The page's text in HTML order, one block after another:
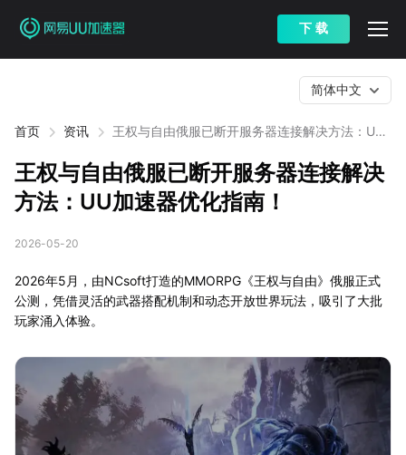
下 载
首页 资讯
王权与自由俄服已断开服务器连接解决方法：UU
简体中文
王权与自由俄服已断开服务器连接解决
方法：UU加速器优化指南！
2026-05-20
2026年5月，由NCsoft打造的MMORPG《王权与自由》俄服正式
公测，凭借灵活的武器搭配机制和动态开放世界玩法，吸引了大批
玩家涌入体验。